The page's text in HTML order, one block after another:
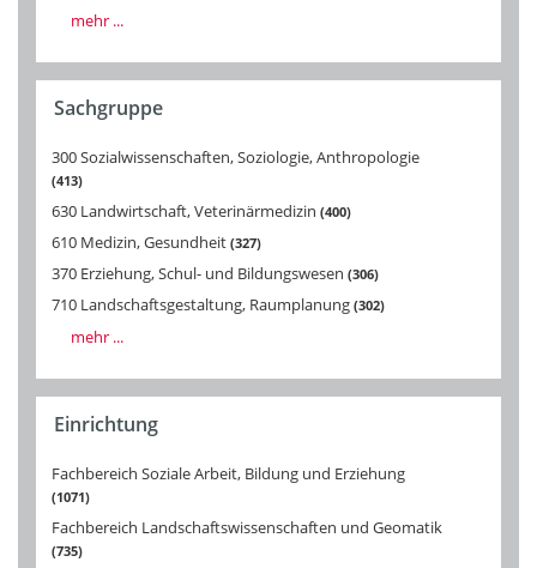
mehr ...
Sachgruppe
300 Sozialwissenschaften, Soziologie, Anthropologie
413
630 Landwirtschaft, Veterinärmedizin 400
610 Medizin, Gesundheit 327
370 Erziehung, Schul- und Bildungswesen 306
710 Landschaftsgestaltung, Raumplanung 302
mehr ...
Einrichtung
Fachbereich Soziale Arbeit, Bildung und Erziehung
1071
Fachbereich Landschaftswissenschaften und Geomatik
735